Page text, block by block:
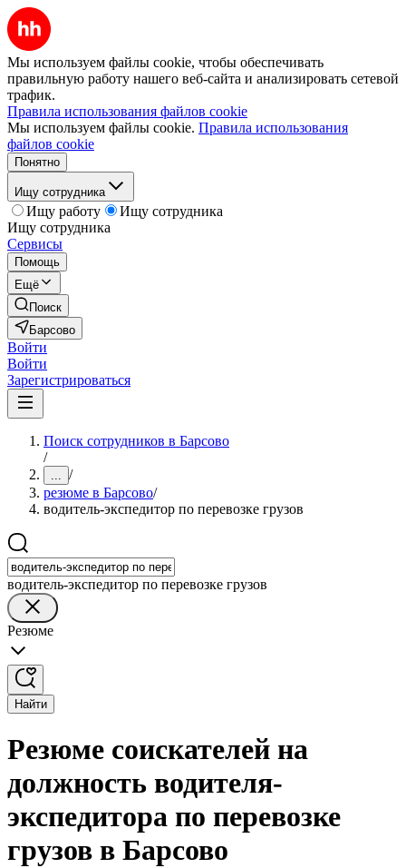
Мы используем файлы cookie, чтобы обеспечивать
правильную работу нашего веб-сайта и анализировать сетевой
трафик.
Правила использования файлов cookie
Мы используем файлы cookie. Правила использования
файлов cookie
Понятно
Ищу сотрудника
Ищу работу
Ищу сотрудника
Ищу сотрудника
Сервисы
Помощь
Ещё
Поиск
Барсово
Войти
Войти
Зарегистрироваться
Поиск сотрудников в Барсово
/
... /
резюме в Барсово/
водитель-экспедитор по перевозке грузов
водитель-экспедитор по перевозке грузов
Резюме
Найти
Резюме соискателей на
должность водителя-
экспедитора по перевозке
грузов в Барсово